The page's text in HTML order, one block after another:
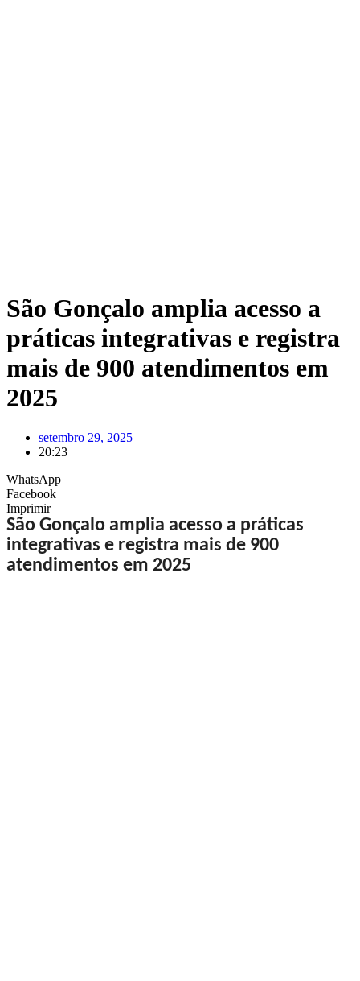
São Gonçalo amplia acesso a
práticas integrativas e registra
mais de 900 atendimentos em
2025
setembro 29, 2025
20:23
WhatsApp
Facebook
Imprimir
São Gonçalo amplia acesso a práticas
integrativas e registra mais de 900
atendimentos em 2025